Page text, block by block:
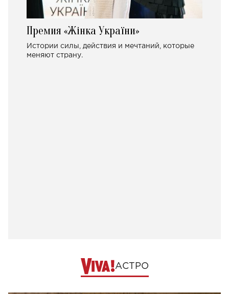
Премия «Жінка України»
Истории силы, действия и мечтаний, которые
меняют страну.
АСТРО